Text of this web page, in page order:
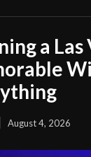
a
August 4, 2026